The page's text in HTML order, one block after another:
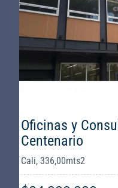
Oficinas y
Centenario
Cali, 336,00mts2